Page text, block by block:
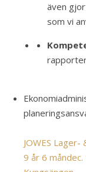
även
som vi
JOWES
9 år 6 måndec.